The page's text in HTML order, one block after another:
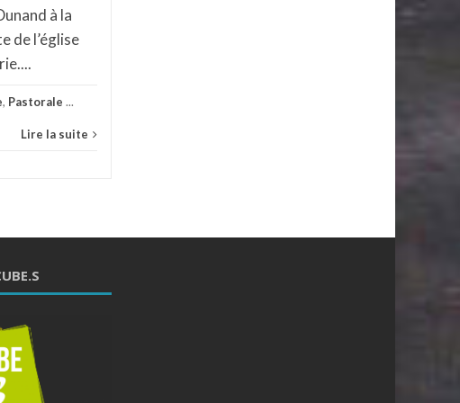
à la
de l’église
, Pastorale ...
Lire la suite